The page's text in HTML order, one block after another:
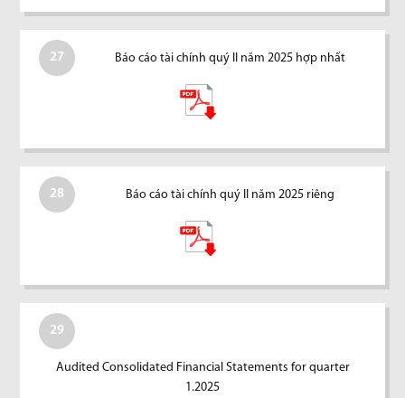
27 Báo cáo tài chính quý II năm 2025 hợp nhất
28 Báo cáo tài chính quý II năm 2025 riêng
29
Audited Consolidated Financial Statements for quarter
1.2025